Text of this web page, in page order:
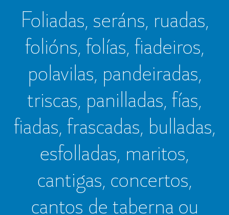
Foliadas, seráns, ruadas,
folións, folías, fiadeiros,
polavilas, pandeiradas,
triscas, panilladas, fías,
fiadas, frascadas, bulladas,
esfolladas, maritos,
cantigas, concertos,
cantos de taberna ou